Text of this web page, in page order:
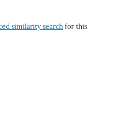
similarity searchfor this